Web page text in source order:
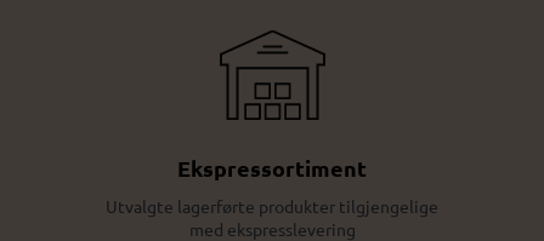
Ekspressortiment
Utvalgte lagerførte produkter tilgjengelige
med ekspresslevering